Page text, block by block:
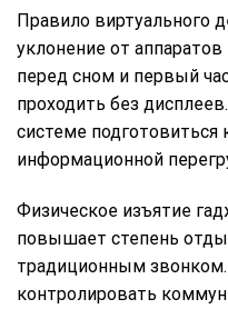
Правило виртуального
уклонение от
перед сном и первый
проходить без
системе подготовиться
информационной
Физическое изъятие
повышает степень
традиционным звонком.
контролировать